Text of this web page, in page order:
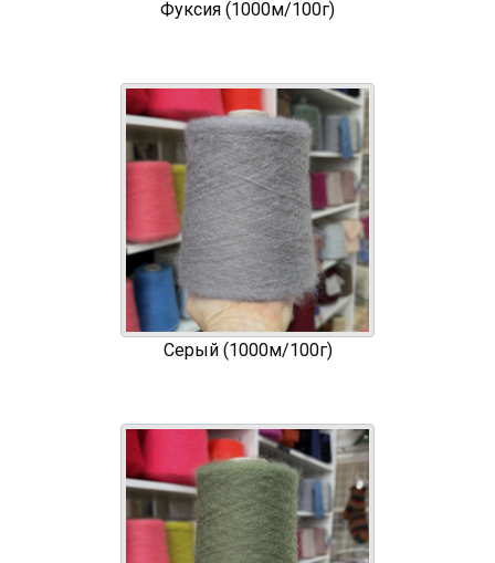
Фуксия (1000м/100г)
Серый (1000м/100г)